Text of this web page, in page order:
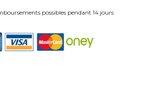
possibles pendant 14 jours